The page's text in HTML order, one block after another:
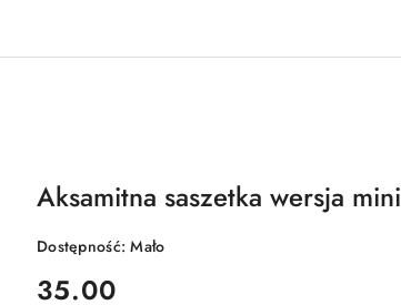
Aksamitna saszetka wersja mini
Dostępność:Mało
cena:
35.00